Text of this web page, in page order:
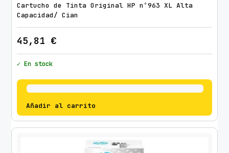
Cartucho de Tinta Original HP nº963 XL Alta
Capacidad/ Cian
45,81 €
✓ En stock
Añadir al carrito